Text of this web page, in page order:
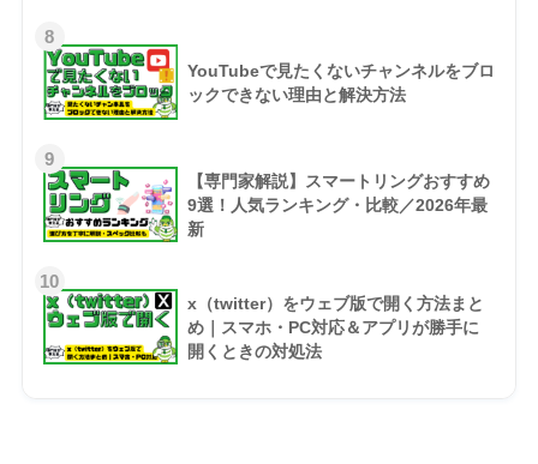
8
YouTubeで見たくないチャンネルをブロ
ックできない理由と解決方法
9
【専門家解説】スマートリングおすすめ
9選！人気ランキング・比較／2026年最
新
10
x（twitter）をウェブ版で開く方法まと
め｜スマホ・PC対応＆アプリが勝手に
開くときの対処法